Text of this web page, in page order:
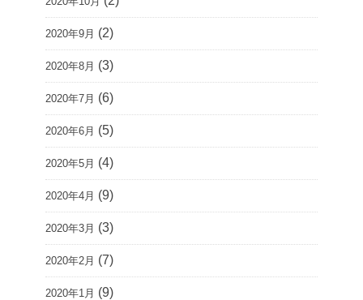
2020年9月 (2)
2020年8月 (3)
2020年7月 (6)
2020年6月 (5)
2020年5月 (4)
2020年4月 (9)
2020年3月 (3)
2020年2月 (7)
2020年1月 (9)